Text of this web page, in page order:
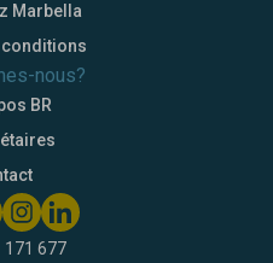
Marbella
conditions
nous?
BR
171 677